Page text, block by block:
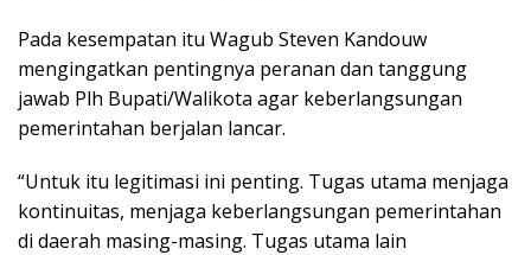
Pada kesempatan itu Wagub Steven Kandouw
mengingatkan pentingnya peranan dan tanggung
jawab Plh Bupati/Walikota agar keberlangsungan
pemerintahan berjalan lancar.
“Untuk itu legitimasi ini penting. Tugas utama menjaga
kontinuitas, menjaga keberlangsungan pemerintahan
di daerah masing-masing. Tugas utama lain